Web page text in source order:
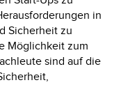
in
Sicherheit zu
Möglichkeit zum
sind auf die